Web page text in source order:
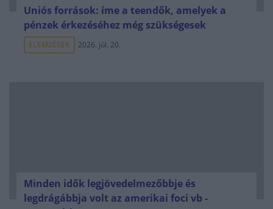
Uniós források: íme a teendők, amelyek a
pénzek érkezéséhez még szükségesek
ELEMZÉSEK 2026. júl. 20.
Minden idők legjövedelmezőbbje és
legdrágábbja volt az amerikai foci vb -